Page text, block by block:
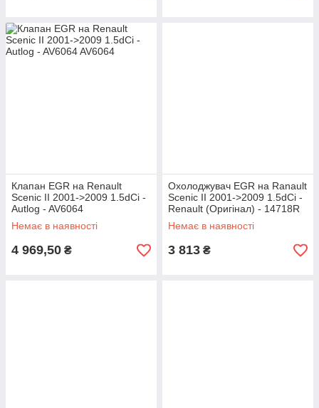
Клапан EGR на Renault
Scenic II 2001->2009 1.5dCi -
Autlog - AV6064
Немає в наявності
4 969,50 ₴
Охолоджувач EGR на Ranault
Scenic II 2001->2009 1.5dCi -
Renault (Оригінал) - 14718R
Немає в наявності
3 813 ₴